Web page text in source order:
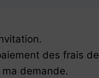
des frais de
demande.